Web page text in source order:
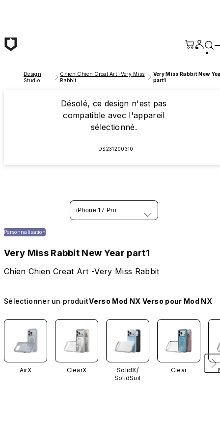
Design
Studio
Chien Chien Creat Art -Very Miss
Rabbit
Very Miss Rabbit New
part1
Désolé, ce design n'est pas
compatible avec l'appareil
sélectionné.
DS231200310
iPhone 17 Pro
Personnalisation
Very Miss Rabbit New Year part1
Chien Chien Creat Art -Very Miss Rabbit
Sélectionner un produitVerso Mod NX Verso pour Mod NX
AirX ClearX
SolidX/
SolidSuit
Clear